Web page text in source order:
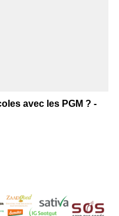
avec les PGM ? -